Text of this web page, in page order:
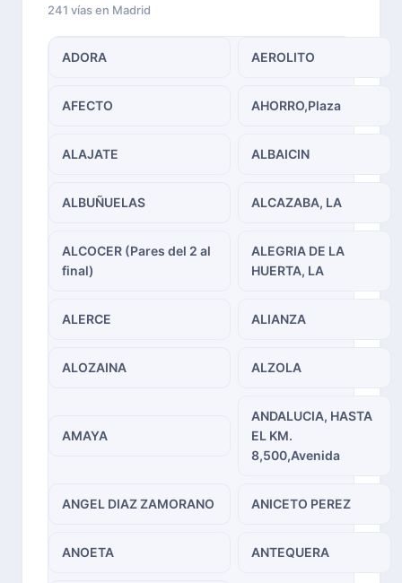
241 vías en Madrid
ADORA AEROLITO
AFECTO AHORRO,Plaza
ALAJATE ALBAICIN
ALBUÑUELAS ALCAZABA, LA
ALCOCER (Pares del 2 al
final)
ALEGRIA DE LA
HUERTA, LA
ALERCE ALIANZA
ALOZAINA ALZOLA
AMAYA
ANDALUCIA, HASTA
EL KM.
8,500,Avenida
ANGEL DIAZ ZAMORANO ANICETO PEREZ
ANOETA ANTEQUERA